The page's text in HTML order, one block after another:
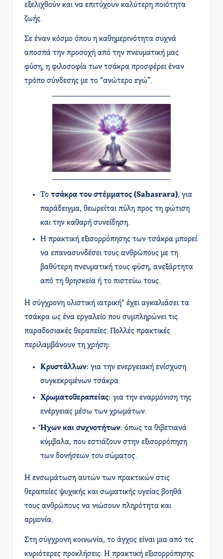
εξελιχθούν και να επιτύχουν καλύτερη ποιότητα
ζωής.
Σε έναν κόσμο όπου η καθημερινότητα συχνά
αποσπά την προσοχή από την πνευματική μας
φύση, η φιλοσοφία των τσάκρα προσφέρει έναν
τρόπο σύνδεσης με το “ανώτερο εγώ”.
Το τσάκρα του στέμματος (Sahasrara), για
παράδειγμα, θεωρείται πύλη προς τη φώτιση
και την καθαρή συνείδηση.
Η πρακτική εξισορρόπησης των τσάκρα μπορεί
να επανασυνδέσει τους ανθρώπους με τη
βαθύτερη πνευματική τους φύση, ανεξάρτητα
από τη θρησκεία ή το πιστεύω τους.
Η σύγχρονη ολιστική ιατρική* έχει αγκαλιάσει τα
τσάκρα ως ένα εργαλείο που συμπληρώνει τις
παραδοσιακές θεραπείες. Πολλές πρακτικές
περιλαμβάνουν τη χρήση:
Κρυστάλλων: για την ενεργειακή ενίσχυση
συγκεκριμένων τσάκρα.
Χρωματοθεραπείας: για την εναρμόνιση της
ενέργειας μέσω των χρωμάτων.
Ήχων και συχνοτήτων: όπως τα θιβετιανά
κύμβαλα, που εστιάζουν στην εξισορρόπηση
των δονήσεων του σώματος.
Η ενσωμάτωση αυτών των πρακτικών στις
θεραπείες ψυχικής και σωματικής υγείας βοηθά
τους ανθρώπους να νιώσουν πληρότητα και
αρμονία.
Στη σύγχρονη κοινωνία, το άγχος είναι μια από τις
κυριότερες προκλήσεις. Η πρακτική εξισορρόπησης